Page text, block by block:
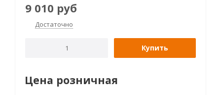
9 010 руб
Достаточно
Купить
Цена розничная